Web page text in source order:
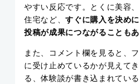
やすい反応です。とくに美容
住宅など、すぐに購入を決め
投稿が成果につながることも
また、コメント欄を見ると、
に受け止めているかが見えて
る、体験談が書き込まれてい